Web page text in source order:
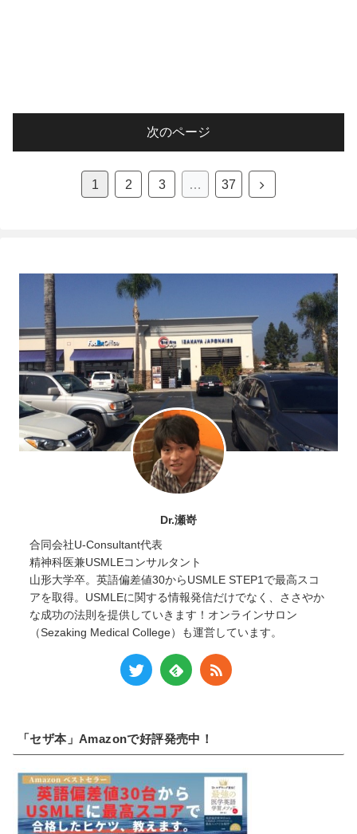
次のページ
1 2 3 … 37
次
Dr.瀬嵜
合同会社U-Consultant代表
精神科医兼USMLEコンサルタント
山形大学卒。英語偏差値30からUSMLE STEP1で最高スコ
アを取得。USMLEに関する情報発信だけでなく、ささやか
な成功の法則を提供していきます！オンラインサロン
（Sezaking Medical College）も運営しています。
「セザ本」Amazonで好評発売中！